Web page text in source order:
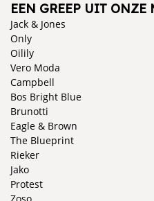
EEN GREEP UIT ONZE
Jack & Jones
Only
Oilily
Vero Moda
Campbell
Bos Bright Blue
Brunotti
Eagle & Brown
The Blueprint
Rieker
Jako
Protest